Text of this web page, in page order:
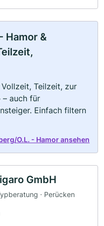
Hamor &
Teilzeit, zur
– auch für
Einfach filtern
O.L. - Hamor ansehen
GmbH
· Perücken